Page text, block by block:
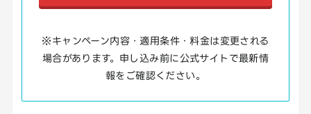
※キャンペーン内容・適用条件・料金は変更される
場合があります。申し込み前に公式サイトで最新情
報をご確認ください。